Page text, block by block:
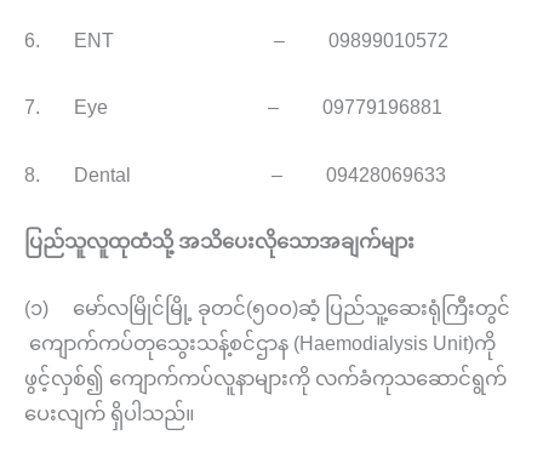
6. ENT – 09899010572
7. Eye – 09779196881
8. Dental – 09428069633
ပြည်သူလူထုထံသို့ အသိပေးလိုသောအချက်များ
(၁) မော်လမြိုင်မြို့ ခုတင်(၅ဝဝ)ဆံ့ ပြည်သူ့ဆေးရုံကြီးတွင်
ကျောက်ကပ်တုသွေးသန့်စင်ဌာန (Haemodialysis Unit)ကို
ဖွင့်လှစ်၍ ကျောက်ကပ်လူနာများကို လက်ခံကုသဆောင်ရွက်
ပေးလျက် ရှိပါသည်။